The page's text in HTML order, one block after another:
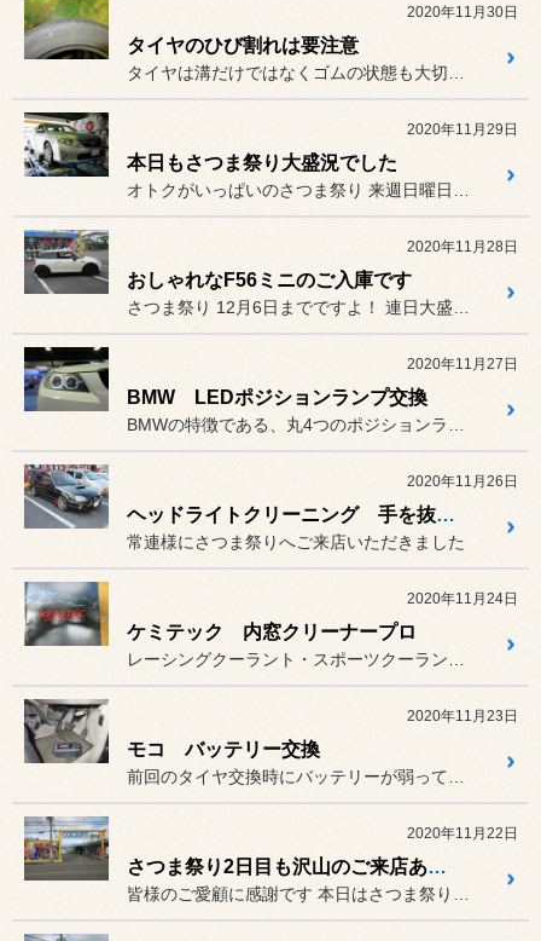
2020年11月30日
タイヤのひび割れは要注意
2020年11月29日
本日もさつま祭り大盛況でした
2020年11月28日
おしゃれなF56ミニのご入庫です
2020年11月27日
BMW LEDポジションランプ交換
2020年11月26日
ヘッドライトクリーニング 手を抜かずに頑張ってますよ
常連様にさつま祭りへご来店いただきました
2020年11月24日
ケミテック 内窓クリーナープロ
2020年11月23日
モコ バッテリー交換
2020年11月22日
さつま祭り2日目も沢山のご来店ありがとうございました